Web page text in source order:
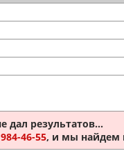
дал результатов...
46-55, и мы найдем